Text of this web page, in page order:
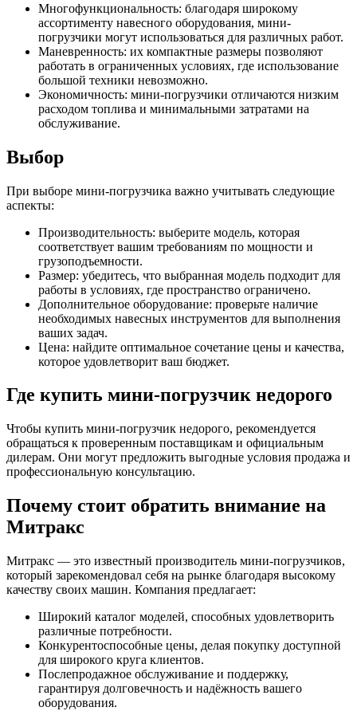
Многофункциональность: благодаря широкому
ассортименту навесного оборудования, мини-
погрузчики могут использоваться для различных работ.
Маневренность: их компактные размеры позволяют
работать в ограниченных условиях, где использование
большой техники невозможно.
Экономичность: мини-погрузчики отличаются низким
расходом топлива и минимальными затратами на
обслуживание.
Выбор
При выборе мини-погрузчика важно учитывать следующие
аспекты:
Производительность: выберите модель, которая
соответствует вашим требованиям по мощности и
грузоподъемности.
Размер: убедитесь, что выбранная модель подходит для
работы в условиях, где пространство ограничено.
Дополнительное оборудование: проверьте наличие
необходимых навесных инструментов для выполнения
ваших задач.
Цена: найдите оптимальное сочетание цены и качества,
которое удовлетворит ваш бюджет.
Где купить мини-погрузчик недорого
Чтобы купить мини-погрузчик недорого, рекомендуется
обращаться к проверенным поставщикам и официальным
дилерам. Они могут предложить выгодные условия продажа и
профессиональную консультацию.
Почему стоит обратить внимание на
Митракс
Митракс — это известный производитель мини-погрузчиков,
который зарекомендовал себя на рынке благодаря высокому
качеству своих машин. Компания предлагает:
Широкий каталог моделей, способных удовлетворить
различные потребности.
Конкурентоспособные цены, делая покупку доступной
для широкого круга клиентов.
Послепродажное обслуживание и поддержку,
гарантируя долговечность и надёжность вашего
оборудования.